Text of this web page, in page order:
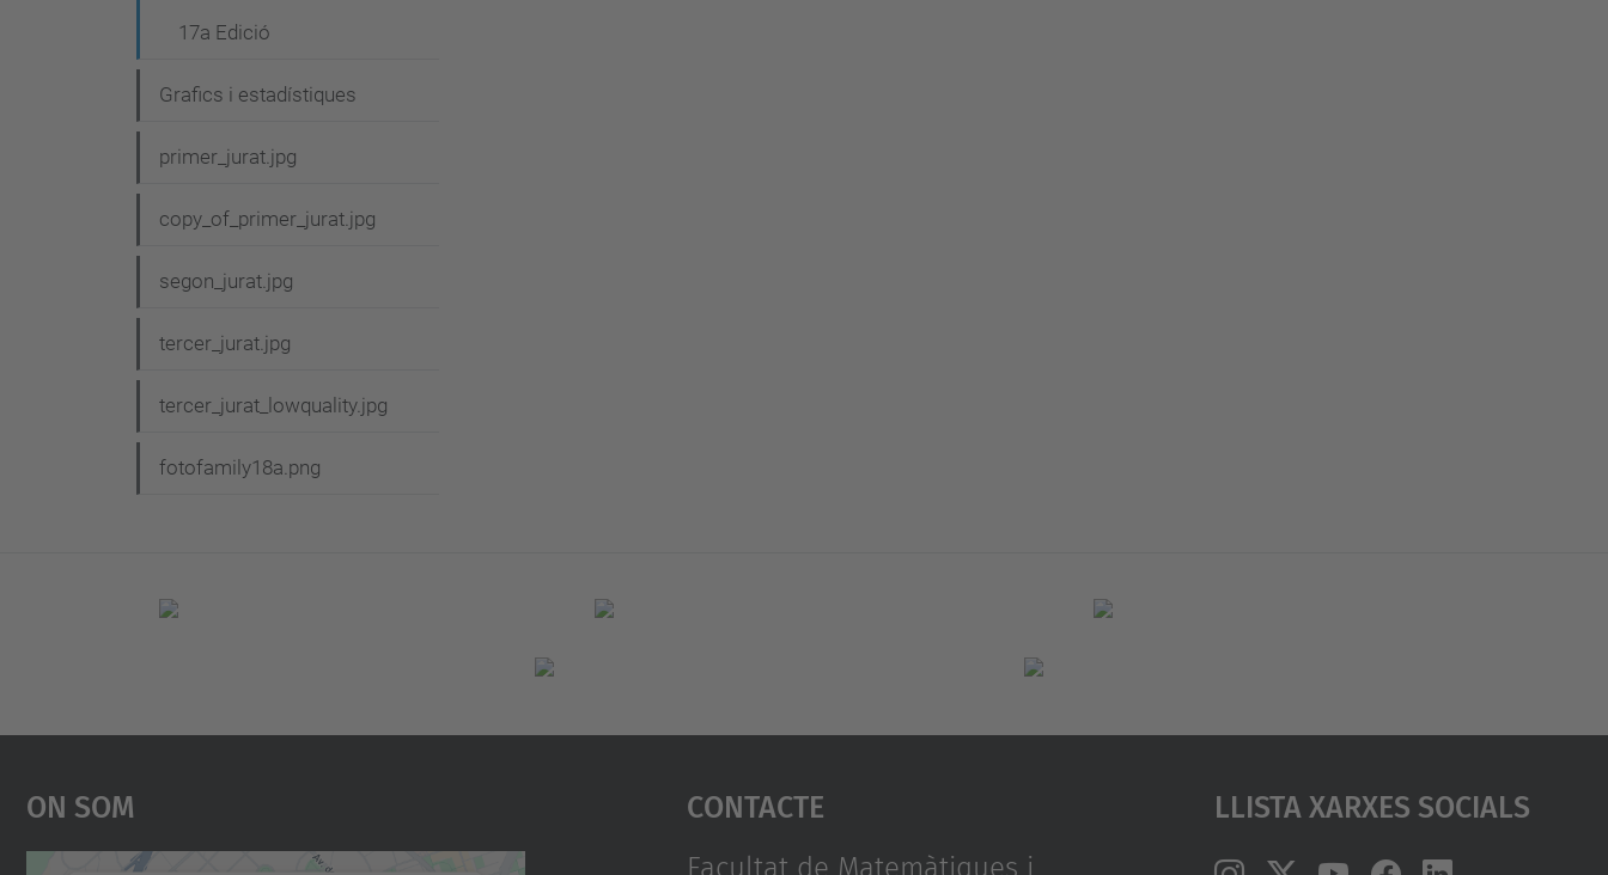
17a Edició
Grafics i estadístiques
primer_jurat.jpg
copy_of_primer_jurat.jpg
segon_jurat.jpg
tercer_jurat.jpg
tercer_jurat_lowquality.jpg
fotofamily18a.png
On Som Contacte
Facultat de Matemàtiques i
Llista Xarxes Socials